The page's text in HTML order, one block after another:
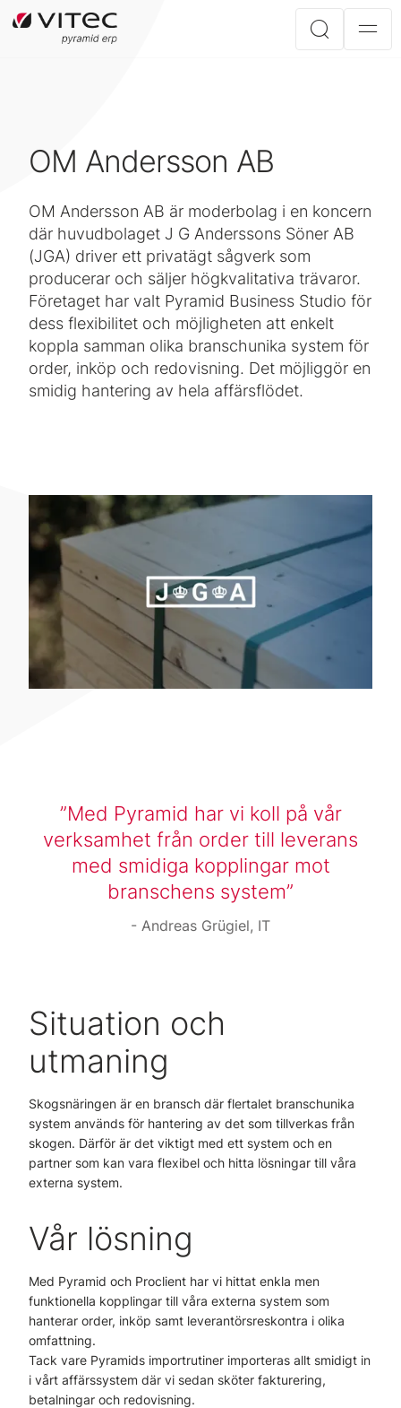
OM Andersson AB
OM Andersson AB är moderbolag i en koncern
där huvudbolaget J G Anderssons Söner AB
(JGA) driver ett privatägt sågverk som
producerar och säljer högkvalitativa trävaror.
Företaget har valt Pyramid Business Studio för
dess flexibilitet och möjligheten att enkelt
koppla samman olika branschunika system för
order, inköp och redovisning. Det möjliggör en
smidig hantering av hela affärsflödet.
Med Pyramid har vi koll på vår
verksamhet från order till leverans
med smidiga kopplingar mot
branschens system
Andreas Grügiel, IT
Situation och
utmaning
Skogsnäringen är en bransch där flertalet branschunika
system används för hantering av det som tillverkas från
skogen. Därför är det viktigt med ett system och en
partner som kan vara flexibel och hitta lösningar till våra
externa system.
Vår lösning
Med Pyramid och Proclient har vi hittat enkla men
funktionella kopplingar till våra externa system som
hanterar order, inköp samt leverantörsreskontra i olika
omfattning.
Tack vare Pyramids importrutiner importeras allt smidigt in
i vårt affärssystem där vi sedan sköter fakturering,
betalningar och redovisning.